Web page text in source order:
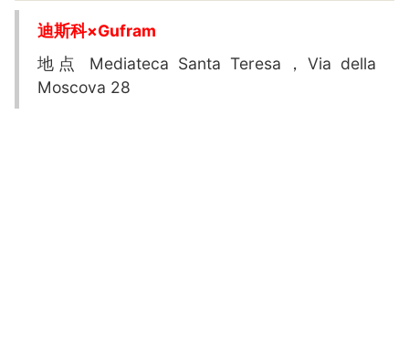
迪斯科×Gufram
地点 Mediateca Santa Teresa，Via della
Moscova 28